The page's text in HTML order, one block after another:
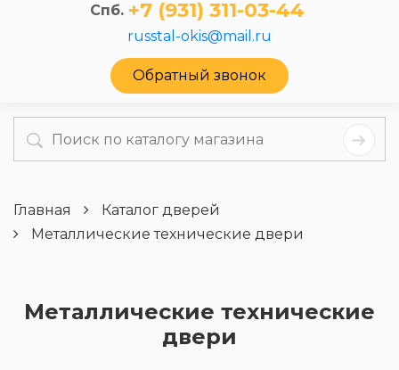
Спб. +7 (931) 311-03-44
russtal-okis@mail.ru
Обратный звонок
Главная
Каталог дверей
Металлические технические двери
Металлические технические
двери